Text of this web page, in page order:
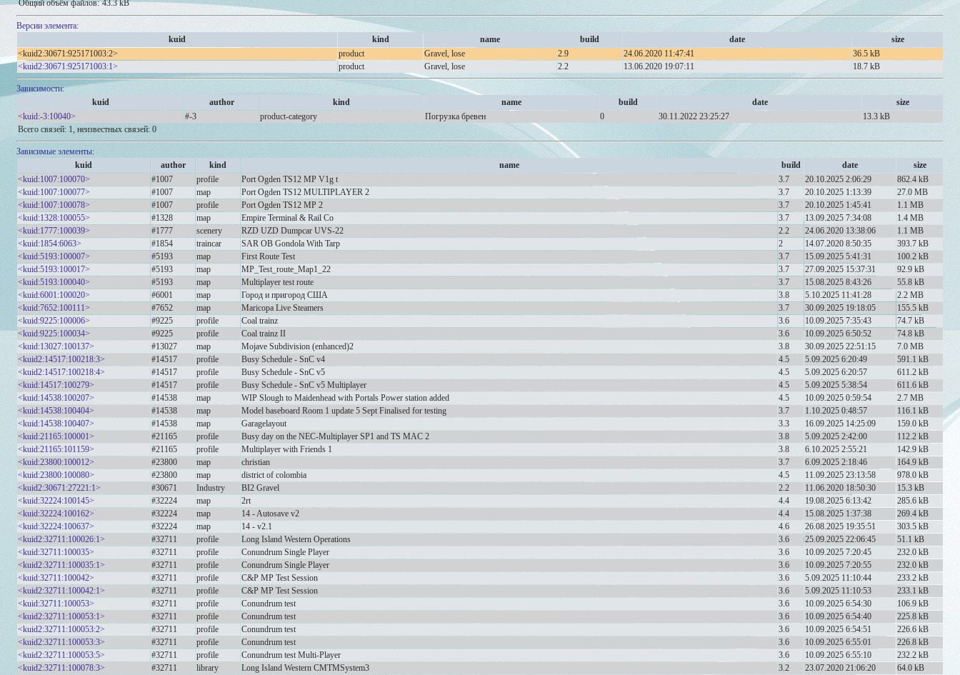
Общий объём файлов: 43.3 kB
Версии элемента:
kuid
kind name build date
size
<kuid2:30671:925171003:2>
product Gravel, lose 2.9 24.06.2020 11:47:41
36.5 kB
<kuid2:30671:925171003:1>
product Gravel, lose 2.2 13.06.2020 19:07:11 18.7 kB
Зависимости:
kuid
author kind name build date
size
<kuid:-3:10040>
#-3 product-category Погрузка бревен 0 30.11.2022 23:25:27
13.3 kB
Всего связей: 1, неизвестных связей: 0
Зависимые элементы:
kuid
author kind name build date
size
<kuid:1007:100070>
#1007 profile Port Ogden TS12 MP V1g t 3.7 20.10.2025 2:06:29
862.4 kB
<kuid:1007:100077>
#1007 map Port Ogden TS12 MULTIPLAYER 2 3.7 20.10.2025 1:13:39
27.0 MB
<kuid:1007:100078>
#1007 profile Port Ogden TS12 MP 2 3.7 20.10.2025 1:45:41
1.1 MB
<kuid:1328:100055>
#1328 map Empire Terminal & Rail Co 3.7 13.09.2025 7:34:08
1.4 MB
<kuid:1777:100039>
#1777 scenery RZD UZD Dumpcar UVS-22 2.2 24.06.2020 13:38:06
1.1 MB
<kuid:1854:6063>
#1854 traincar SAR OB Gondola With Tarp 2 14.07.2020 8:50:35
393.7 kB
<kuid:5193:100007>
#5193 map First Route Test 3.7 15.09.2025 5:41:31
100.2 kB
<kuid:5193:100017>
#5193 map MP_Test_route_Map1_22 3.7 27.09.2025 15:37:31
92.9 kB
<kuid:5193:100040>
#5193 map Multiplayer test route 3.7 15.08.2025 8:43:26
55.8 kB
<kuid:6001:100020>
#6001 map Город и пригород США 3.8 5.10.2025 11:41:28
2.2 MB
<kuid:7652:100111>
#7652 map Maricopa Live Steamers 3.7 30.09.2025 19:18:05
155.5 kB
<kuid:9225:100006>
#9225 profile Coal trainz 3.6 10.09.2025 7:35:43
74.7 kB
<kuid:9225:100034>
#9225 profile Coal trainz II 3.6 10.09.2025 6:50:52
74.8 kB
<kuid:13027:100137>
#13027 map Mojave Subdivision (enhanced)2 3.8 30.09.2025 22:51:15
7.0 MB
<kuid2:14517:100218:3>
#14517 profile Busy Schedule - SnC v4 4.5 5.09.2025 6:20:49
591.1 kB
<kuid2:14517:100218:4>
#14517 profile Busy Schedule - SnC v5 4.5 5.09.2025 6:20:57
611.2 kB
<kuid:14517:100279>
#14517 profile Busy Schedule - SnC v5 Multiplayer 4.5 5.09.2025 5:38:54
611.6 kB
<kuid:14538:100207>
#14538 map WIP Slough to Maidenhead with Portals Power station added 4.5 10.09.2025 0:59:54
2.7 MB
<kuid:14538:100404>
#14538 map Model baseboard Room 1 update 5 Sept Finalised for testing 3.7 1.10.2025 0:48:57
116.1 kB
<kuid:14538:100407>
#14538 map Garagelayout 3.3 16.09.2025 14:25:09
159.0 kB
<kuid:21165:100001>
#21165 profile Busy day on the NEC-Multiplayer SP1 and TS MAC 2 3.8 5.09.2025 2:42:00
112.2 kB
<kuid:21165:101159>
#21165 profile Multiplayer with Friends 1 3.8 6.10.2025 2:55:21
142.9 kB
<kuid:23800:100012>
#23800 map christian 3.7 6.09.2025 2:18:46
164.9 kB
<kuid:23800:100080>
#23800 map district of colombia 4.5 11.09.2025 23:13:58
978.0 kB
<kuid2:30671:27221:1>
#30671 Industry BI2 Gravel 2.2 11.06.2020 18:50:30
15.3 kB
<kuid:32224:100145>
#32224 map 2rt 4.4 19.08.2025 6:13:42
285.6 kB
<kuid:32224:100162>
#32224 map 14 - Autosave v2 4.4 15.08.2025 1:37:38
269.4 kB
<kuid:32224:100637>
#32224 map 14 - v2.1 4.6 26.08.2025 19:35:51
303.5 kB
<kuid2:32711:100026:1>
#32711 profile Long Island Western Operations 3.6 25.09.2025 22:06:45
51.1 kB
<kuid:32711:100035>
#32711 profile Conundrum Single Player 3.6 10.09.2025 7:20:45
232.0 kB
<kuid2:32711:100035:1>
#32711 profile Conundrum Single Player 3.6 10.09.2025 7:20:55
232.0 kB
<kuid:32711:100042>
#32711 profile C&P MP Test Session 3.6 5.09.2025 11:10:44
233.2 kB
<kuid2:32711:100042:1>
#32711 profile C&P MP Test Session 3.6 5.09.2025 11:10:53
233.1 kB
<kuid:32711:100053>
#32711 profile Conundrum test 3.6 10.09.2025 6:54:30
106.9 kB
<kuid2:32711:100053:1>
#32711 profile Conundrum test 3.6 10.09.2025 6:54:40
225.8 kB
<kuid2:32711:100053:2>
#32711 profile Conundrum test 3.6 10.09.2025 6:54:51
226.6 kB
<kuid2:32711:100053:3>
#32711 profile Conundrum test 3.6 10.09.2025 6:55:01
226.8 kB
<kuid2:32711:100053:5>
#32711 profile Conundrum test Multi-Player 3.6 10.09.2025 6:55:10
232.2 kB
<kuid2:32711:100078:3>
#32711 library Long Island Western CMTMSystem3 3.2 23.07.2020 21:06:20
64.0 kB